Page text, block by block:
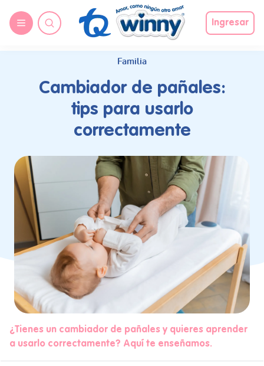
Ingresar
Familia
Cambiador de pañales:
tips para usarlo
correctamente
¿Tienes un cambiador de pañales y quieres aprender
a usarlo correctamente? Aquí te enseñamos.